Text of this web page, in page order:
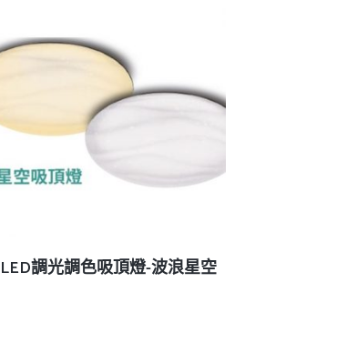
查看內容
LED調光調色吸頂燈-波浪星空